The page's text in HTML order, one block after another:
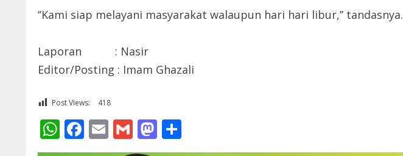
‘’Kami siap melayani masyarakat walaupun hari hari libur,’’ tandasnya.
Laporan : Nasir
Editor/Posting : Imam Ghazali
Post Views: 418
WhatsApp
Facebook
EmailGmailMastodon